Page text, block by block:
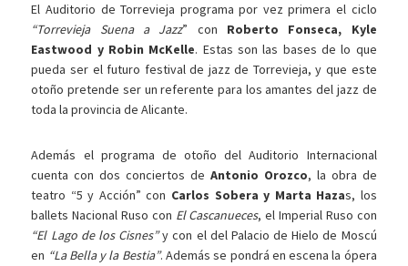
El Auditorio de Torrevieja programa por vez primera el ciclo
“Torrevieja Suena a Jazz” con Roberto Fonseca, Kyle
Eastwood y Robin McKelle. Estas son las bases de lo que
pueda ser el futuro festival de jazz de Torrevieja, y que este
otoño pretende ser un referente para los amantes del jazz de
toda la provincia de Alicante.
Además el programa de otoño del Auditorio Internacional
cuenta con dos conciertos de Antonio Orozco, la obra de
teatro “5 y Acción” con Carlos Sobera y Marta Hazas, los
ballets Nacional Ruso con El Cascanueces, el Imperial Ruso con
“El Lago de los Cisnes”y con el del Palacio de Hielo de Moscú
en “La Bella y la Bestia”. Además se pondrá en escena la ópera